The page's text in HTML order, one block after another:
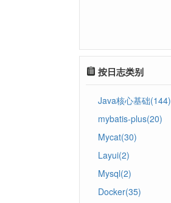
按日志类别
Java核心基础(144)
mybatis-plus(20)
Mycat(30)
Layui(2)
Mysql(2)
Docker(35)